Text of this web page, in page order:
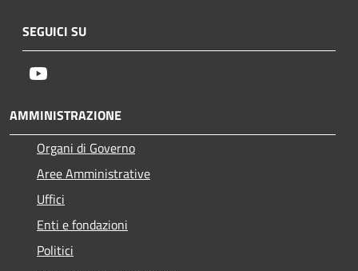
SEGUICI SU
AMMINISTRAZIONE
Organi di Governo
Aree Amministrative
Uffici
Enti e fondazioni
Politici